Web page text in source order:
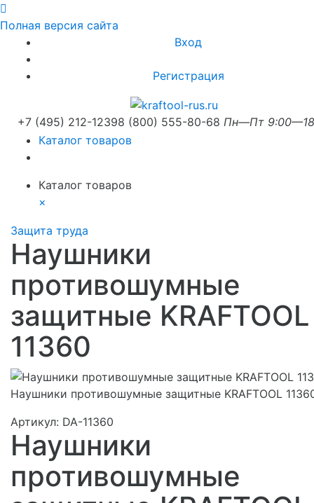
Полная версия сайта
Вход
Регистрация
+7 (495) 212-12398 (800) 555-80-68 Пн—Пт
Каталог товаров
Каталог товаров
×
Защита труда
Наушники
противошумные
защитные KRAFTOOL
11360
Наушники противошумные защитные KRAFTOOL
Артикул: DA-11360
Наушники
противошумные